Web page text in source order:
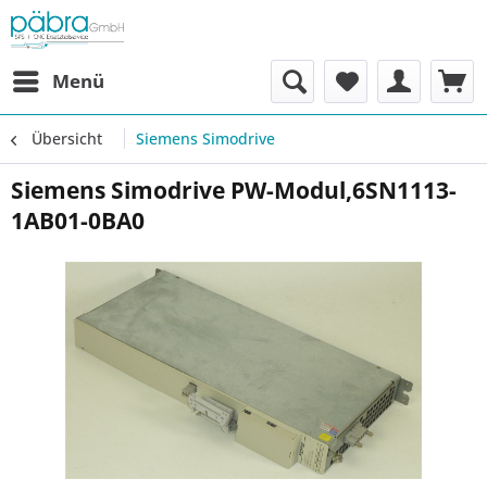
Menü
Übersicht Siemens Simodrive
Siemens Simodrive PW-Modul,6SN1113-
1AB01-0BA0